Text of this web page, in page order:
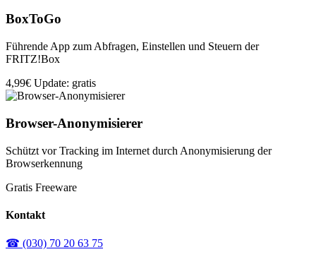
BoxToGo
Führende App zum Abfragen, Einstellen und Steuern der
FRITZ!Box
4,99€ Update: gratis
Browser-Anonymisierer
Schützt vor Tracking im Internet durch Anonymisierung der
Browserkennung
Gratis Freeware
Kontakt
☎ (030) 70 20 63 75